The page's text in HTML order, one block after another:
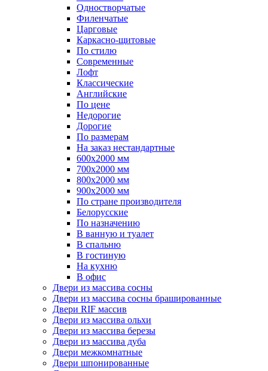
Одностворчатые
Филенчатые
Царговые
Каркасно-щитовые
По стилю
Современные
Лофт
Классические
Английские
По цене
Недорогие
Дорогие
По размерам
На заказ нестандартные
600х2000 мм
700х2000 мм
800х2000 мм
900х2000 мм
По стране производителя
Белорусские
По назначению
В ванную и туалет
В спальню
В гостиную
На кухню
В офис
Двери из массива сосны
Двери из массива сосны брашированные
Двери RIF массив
Двери из массива ольхи
Двери из массива березы
Двери из массива дуба
Двери межкомнатные
Двери шпонированные